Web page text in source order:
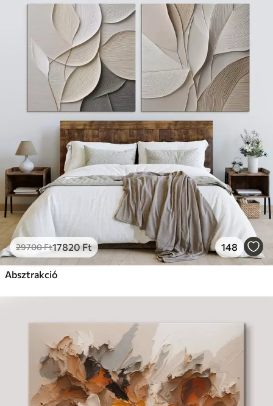
29700Ft17820Ft 148
Absztrakció